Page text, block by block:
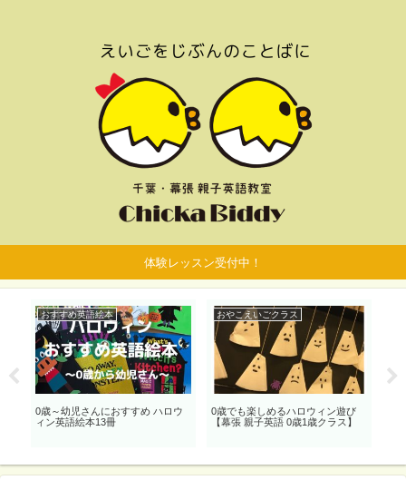
体験レッスン受付中！
おすすめ英語絵本
0歳～幼児さんにおすすめ ハロウ
ィン英語絵本13冊
おやこえいごクラス
0歳でも楽しめるハロウィン遊び
【幕張 親子英語 0歳1歳クラス】